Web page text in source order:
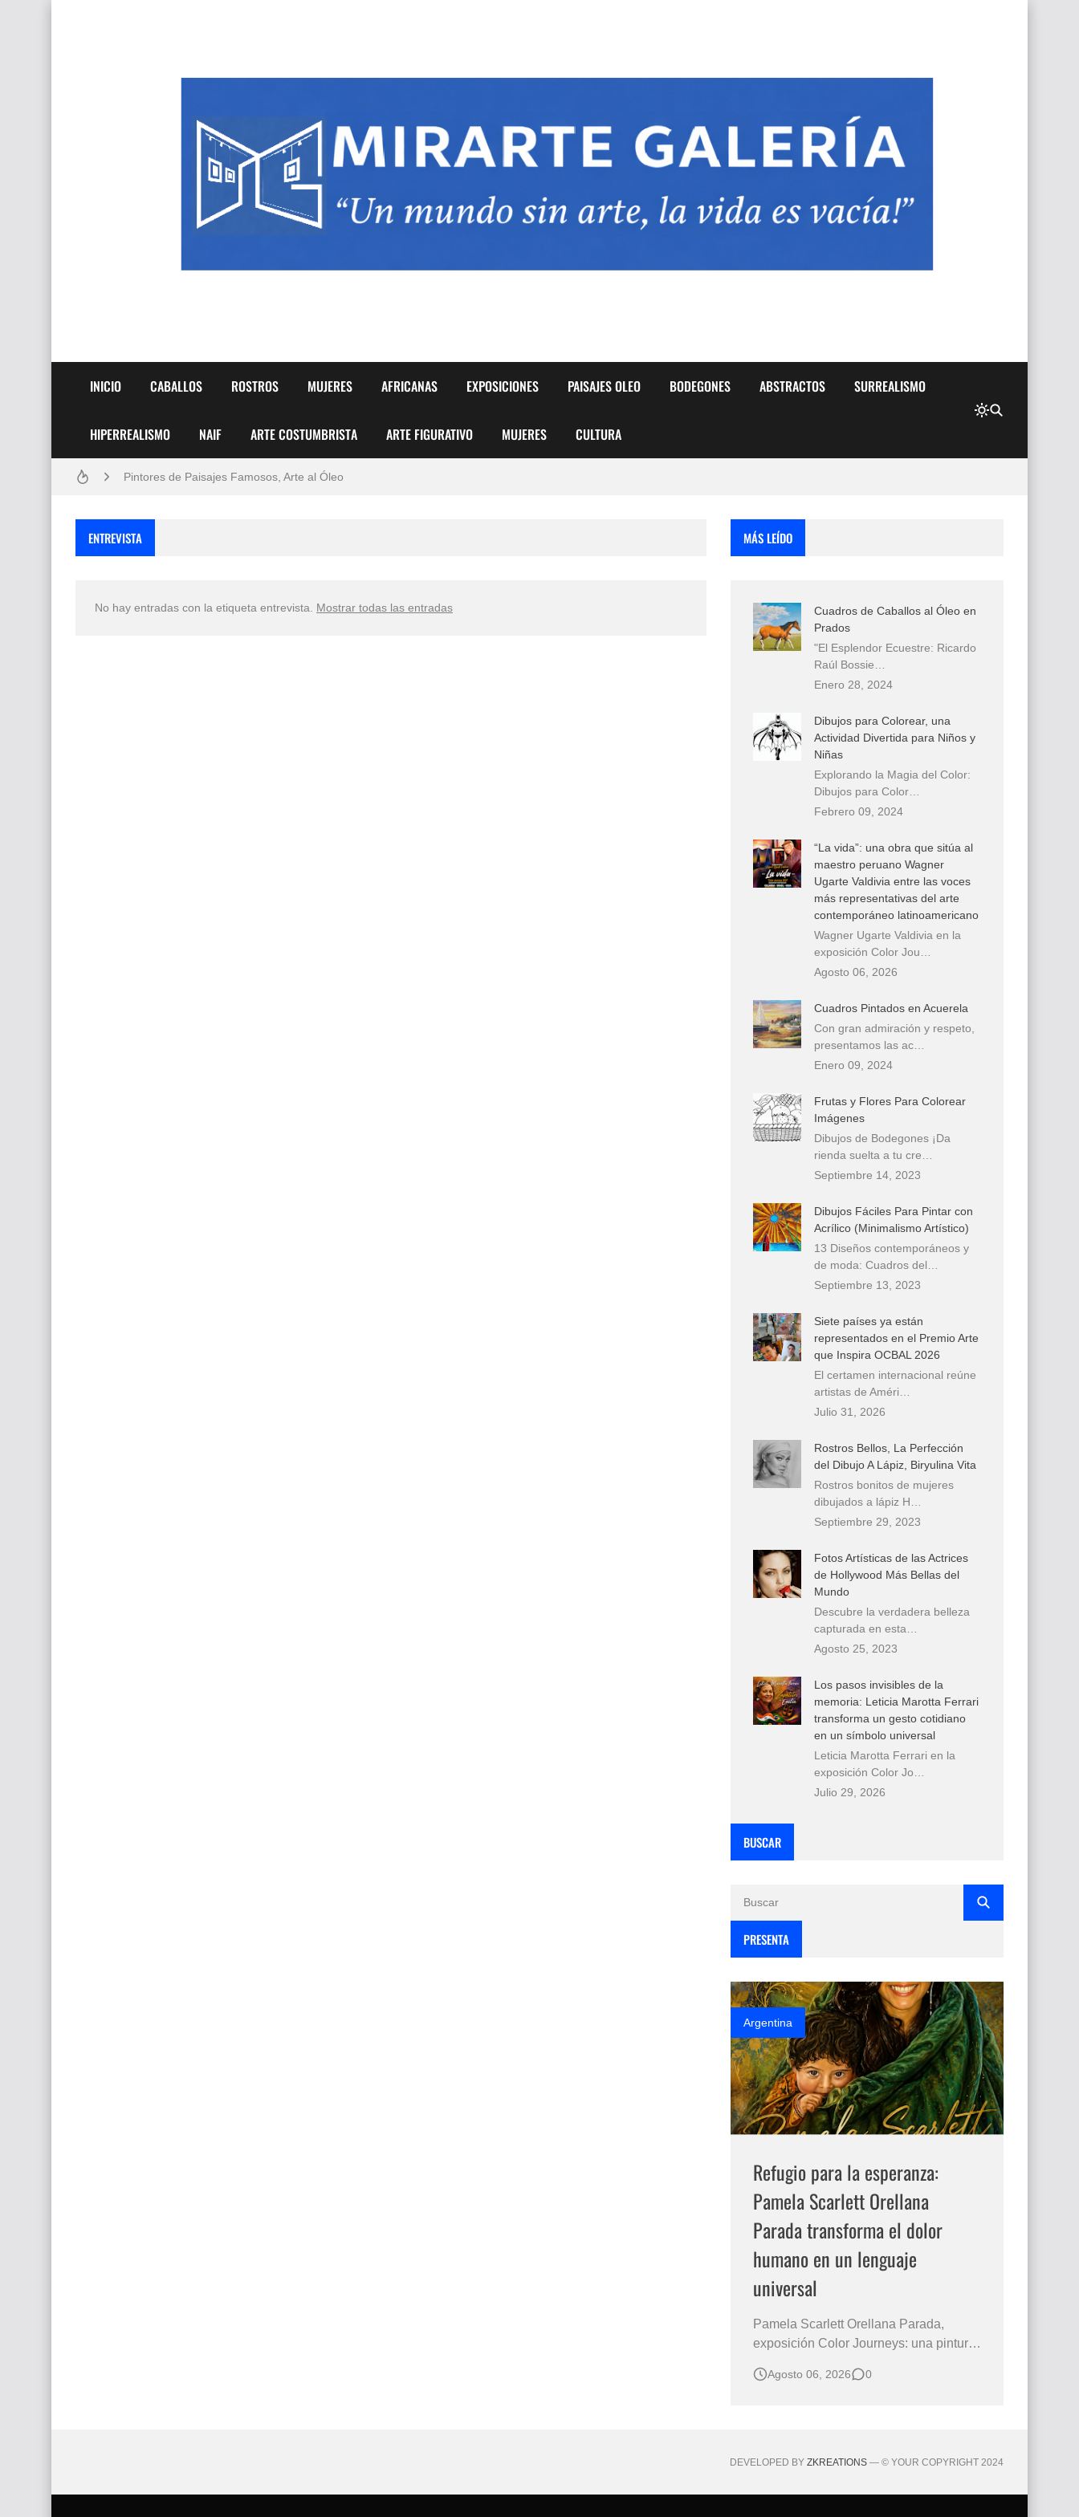
INICIO CABALLOS ROSTROS MUJERES AFRICANAS EXPOSICIONES PAISAJES OLEO BODEGONES ABSTRACTOS SURREALISMO
HIPERREALISMO NAIF ARTE COSTUMBRISTA ARTE FIGURATIVO MUJERES CULTURA
Frutas y Flores Para Colorear Imágenes
Pintores de Paisajes Famosos, Arte al Óleo
ENTREVISTA
No hay entradas con la etiqueta entrevista Mostrar todas las entradas
MÁS LEÍDO
Cuadros de Caballos al Óleo en
Prados
"El Esplendor Ecuestre: Ricardo
Raúl Bossie…
Enero 28, 2024
Dibujos para Colorear, una
Actividad Divertida para Niños y
Niñas
Explorando la Magia del Color:
Dibujos para Color…
Febrero 09, 2024
“La vida”: una obra que sitúa al
maestro peruano Wagner
Ugarte Valdivia entre las voces
más representativas del arte
contemporáneo latinoamericano
Wagner Ugarte Valdivia en la
exposición Color Jou…
Agosto 06, 2026
Cuadros Pintados en Acuerela
Con gran admiración y respeto,
presentamos las ac…
Enero 09, 2024
Frutas y Flores Para Colorear
Imágenes
Dibujos de Bodegones ¡Da
rienda suelta a tu cre…
Septiembre 14, 2023
Dibujos Fáciles Para Pintar con
Acrílico (Minimalismo Artístico)
13 Diseños contemporáneos y
de moda: Cuadros del…
Septiembre 13, 2023
Siete países ya están
representados en el Premio Arte
que Inspira OCBAL 2026
El certamen internacional reúne
artistas de Améri…
Julio 31, 2026
Rostros Bellos, La Perfección
del Dibujo A Lápiz, Biryulina Vita
Rostros bonitos de mujeres
dibujados a lápiz H…
Septiembre 29, 2023
Fotos Artísticas de las Actrices
de Hollywood Más Bellas del
Mundo
Descubre la verdadera belleza
capturada en esta…
Agosto 25, 2023
Los pasos invisibles de la
memoria: Leticia Marotta Ferrari
transforma un gesto cotidiano
en un símbolo universal
Leticia Marotta Ferrari en la
exposición Color Jo…
Julio 29, 2026
BUSCAR
PRESENTA
Argentina
Refugio para la esperanza:
Pamela Scarlett Orellana
Parada transforma el dolor
humano en un lenguaje
universal
Pamela Scarlett Orellana Parada,
exposición Color Journeys: una pintura
primera mirada basta para comprender
artista Pamela Scarlett Orella…
Agosto 06, 2026 0
DEVELOPED BY ZKREATIONS — © YOUR COPYRIGHT 2024